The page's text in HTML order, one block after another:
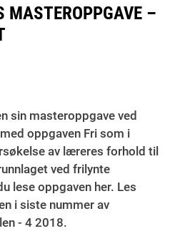
MASTEROPPGAVE –
sin masteroppgave ved
oppgaven Fri som i
av læreres forhold til
ved frilynte
lese oppgaven her. Les
i siste nummer av
- 4 2018.